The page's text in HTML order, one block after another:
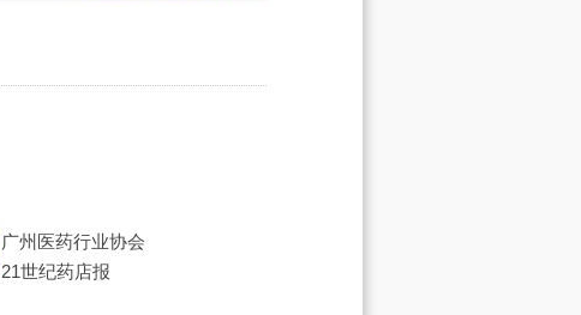
广州医药行业协会
21世纪药店报